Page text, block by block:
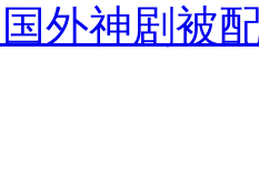
外神剧被